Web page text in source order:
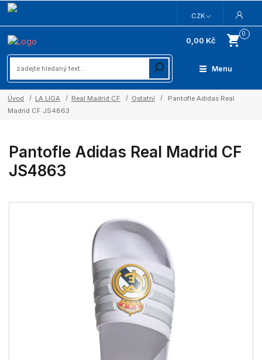
Menu
CZK
0
0,00 Kč
Úvod LA LIGA Real Madrid CF Ostatní
Pantofle Adidas Real
Madrid CF JS4863
Pantofle Adidas Real Madrid CF
JS4863